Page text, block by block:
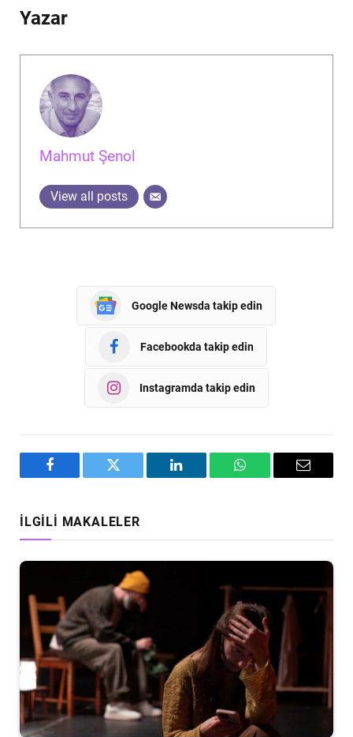
Yazar
Mahmut Şenol
View all posts
Google Newsda takip edin
Facebookda takip edin
Instagramda takip edin
Facebook Twitter LinkedIn WhatsAppEmail
İLGILI MAKALELER